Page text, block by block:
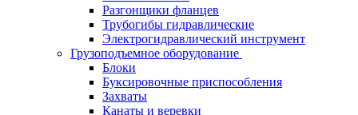
Разгонщики фланцев
Трубогибы гидравлические
Электрогидравлический инструмент
Грузоподъемное оборудование
Блоки
Буксировочные приспособления
Захваты
Канаты и веревки